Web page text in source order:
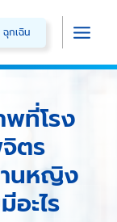
ฉุกเฉิน
Main
พที่โรง
ตร
านหญิง
อะไร